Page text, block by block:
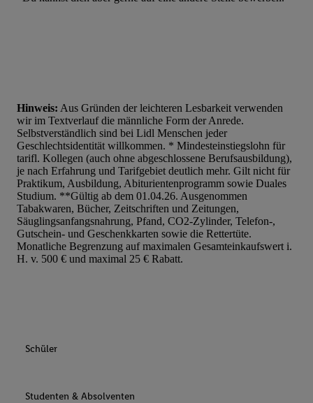
Hinweis: Aus Gründen der leichteren Lesbarkeit verwenden
wir im Textverlauf die männliche Form der Anrede.
Selbstverständlich sind bei Lidl Menschen jeder
Geschlechtsidentität willkommen. * Mindesteinstiegslohn für
tarifl. Kollegen (auch ohne abgeschlossene Berufsausbildung),
je nach Erfahrung und Tarifgebiet deutlich mehr. Gilt nicht für
Praktikum, Ausbildung, Abiturientenprogramm sowie Duales
Studium. **Gültig ab dem 01.04.26. Ausgenommen
Tabakwaren, Bücher, Zeitschriften und Zeitungen,
Säuglingsanfangsnahrung, Pfand, CO2-Zylinder, Telefon-,
Gutschein- und Geschenkkarten sowie die Rettertüte.
Monatliche Begrenzung auf maximalen Gesamteinkaufswert i.
H. v. 500 € und maximal 25 € Rabatt.
Schüler
Studenten & Absolventen
Werbung. Speichern von oder Zugriff auf Informationen auf
Liste der Partner (Lieferanten)